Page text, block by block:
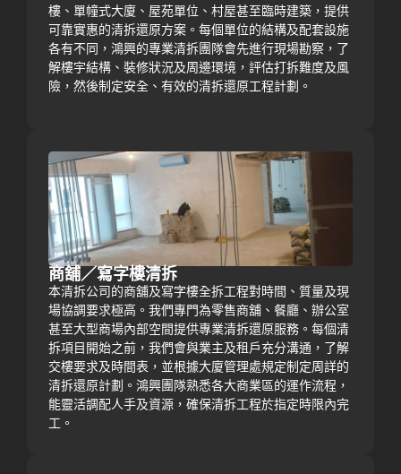
樓、單幢式大廈、屋苑單位、村屋甚至臨時建築，提供
可靠實惠的清拆還原方案。每個單位的結構及配套設施
各有不同，鴻興的專業清拆團隊會先進行現場勘察，了
解樓宇結構、裝修狀況及周邊環境，評估打拆難度及風
險，然後制定安全、有效的清拆還原工程計劃。
商舖／寫字樓清拆
本清拆公司的商舖及寫字樓全拆工程對時間、質量及現
場協調要求極高。我們專門為零售商舖、餐廳、辦公室
甚至大型商場內部空間提供專業清拆還原服務。每個清
拆項目開始之前，我們會與業主及租戶充分溝通，了解
交樓要求及時間表，並根據大廈管理處規定制定周詳的
清拆還原計劃。鴻興團隊熟悉各大商業區的運作流程，
能靈活調配人手及資源，確保清拆工程於指定時限內完
工。